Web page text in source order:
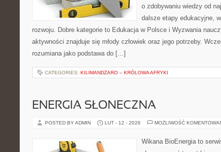
o zdobywaniu wiedzy od
dalsze etapy edukacyjne,
rozwoju. Dobre kategorie to Edukacja w Polsce i Wyzwania
aktywności znajduje się młody człowiek oraz jego potrzeby.
rozumiana jako podstawa do […]
CATEGORIES: KILIMANDŻARO – KRÓLOWA AFRYKI
ENERGIA SŁONECZNA
POSTED BY ADMIN LUT - 12 - 2026 MOŻLIWOŚĆ
Wikana BioEnergia to